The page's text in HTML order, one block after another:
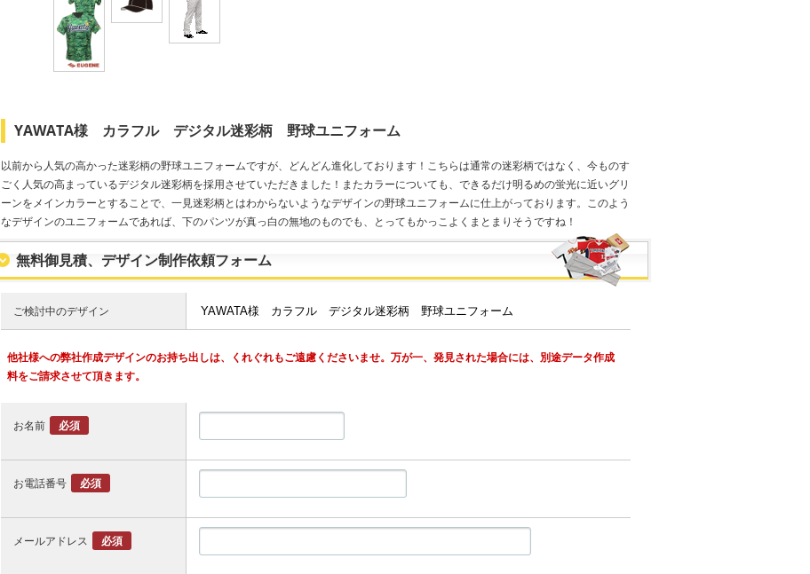
YAWATA様 カラフル デジタル迷彩柄 野球ユニフォーム
以前から人気の高かった迷彩柄の野球ユニフォームですが、どんどん進化しております！こちらは通常の迷彩柄ではなく、今ものす
ごく人気の高まっているデジタル迷彩柄を採用させていただきました！またカラーについても、できるだけ明るめの蛍光に近いグリ
ーンをメインカラーとすることで、一見迷彩柄とはわからないようなデザインの野球ユニフォームに仕上がっております。このよう
なデザインのユニフォームであれば、下のパンツが真っ白の無地のものでも、とってもかっこよくまとまりそうですね！
無料御見積、デザイン制作依頼フォーム
ご検討中のデザイン
他社様への弊社作成デザインのお持ち出しは、くれぐれもご遠慮くださいませ。万が一、発見された場合には、別途データ作成
料をご請求させて頂きます。
お名前 必須
お電話番号 必須
メールアドレス 必須